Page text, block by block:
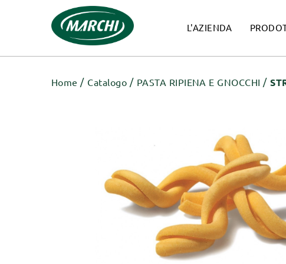
L'AZIENDA
Home Catalogo PASTA RIPIENA E GNOCCHI